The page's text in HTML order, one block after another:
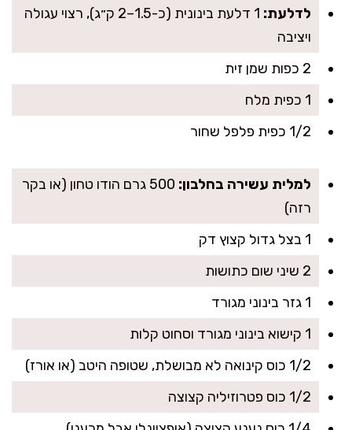
לדלעת:
1 דלעת בינונית (כ-1.5–2 ק״ג), רצוי עגולה
ויציבה
2 כפות שמן זית
1 כפית מלח
1/2 כפית פלפל שחור
למלית עשירה בחלבון:
500 גרם הודו טחון (או בקר
רזה)
1 בצל גדול קצוץ דק
2 שיני שום כתושות
1 גזר בינוני מגורד
1 קישוא בינוני מגורד וסחוט קלות
1/2 כוס קינואה לא מבושלת, שטופה היטב (או אורז)
1/2 כוס פטרוזיליה קצוצה